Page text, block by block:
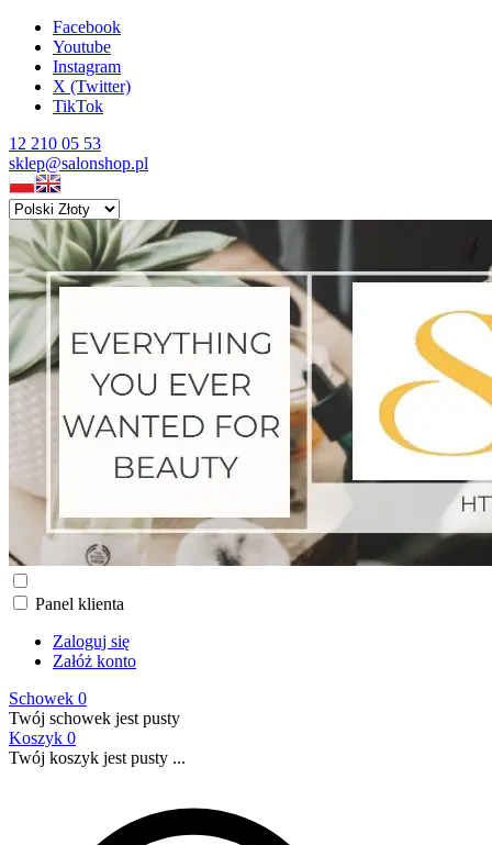
Facebook
Youtube
Instagram
X (Twitter)
TikTok
12 210 05 53
sklep@salonshop.pl
Panel klienta
Zaloguj się
Załóż konto
Schowek 0
Twój schowek jest pusty
Koszyk 0
Twój koszyk jest pusty ...